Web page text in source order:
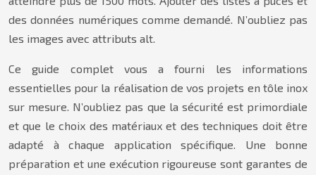
des données numériques comme demandé. N’oubliez pas
les images avec attributs alt.
Ce guide complet vous a fourni les informations
essentielles pour la réalisation de vos projets en tôle inox
sur mesure. N’oubliez pas que la sécurité est primordiale
et que le choix des matériaux et des techniques doit être
adapté à chaque application spécifique. Une bonne
préparation et une exécution rigoureuse sont garantes de